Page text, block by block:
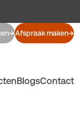
Afspraak maken
BlogsContact